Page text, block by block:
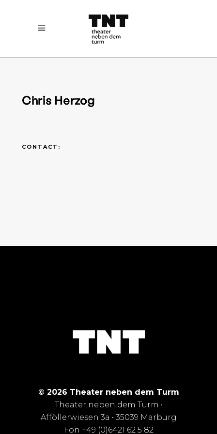
Chris Herzog
CONTACT:
© 2026 Theater neben dem Turm
Theater neben dem Turm •
Afföllerwiesen 3a • 35039 Marburg
Fon +49 (0)6421 62 5 82